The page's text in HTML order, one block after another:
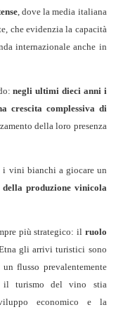
, dove la media italiana
che evidenzia la capacità
internazionale anche in
negli ultimi dieci anni i
crescita complessiva di
della loro presenza
i vini bianchi a giocare un
della produzione vinicola
più strategico: il ruolo
gli arrivi turistici sono
flusso prevalentemente
il turismo del vino stia
economico e la